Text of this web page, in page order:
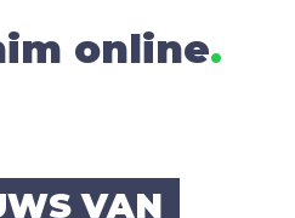
online.
VAN